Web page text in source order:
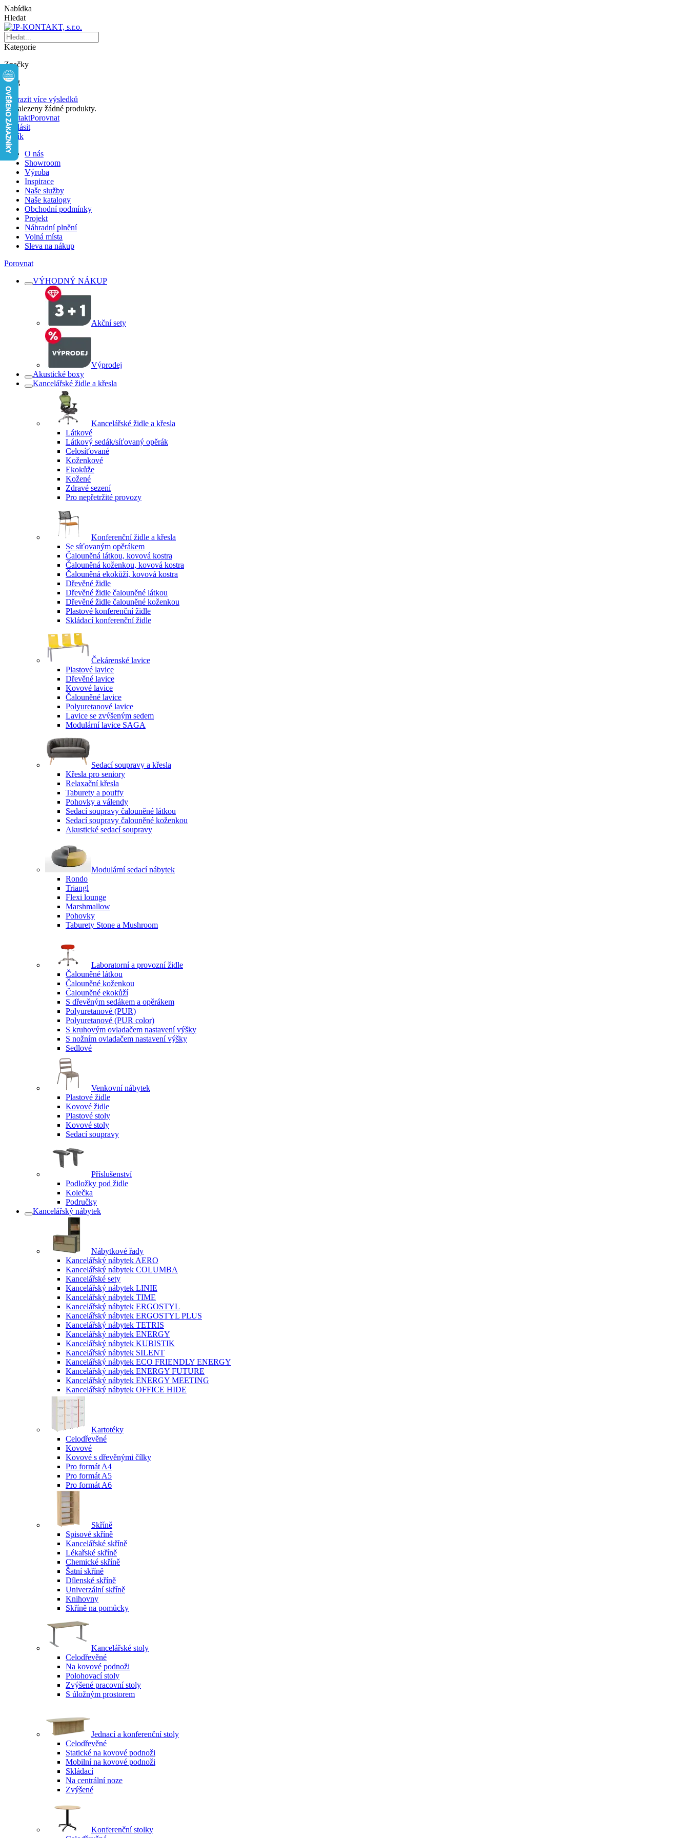
Nabídka
Hledat
Kategorie
Značky
Blog
Zobrazit více výsledků
Nenalezeny žádné produkty.
KontaktPorovnat
Přihlásit
Košík
O nás
Showroom
Výroba
Inspirace
Naše služby
Naše katalogy
Obchodní podmínky
Projekt
Náhradní plnění
Volná místa
Sleva na nákup
Porovnat
VÝHODNÝ NÁKUP
Akční sety
Výprodej
Akustické boxy
Kancelářské židle a křesla
Kancelářské židle a křesla
Látkové
Látkový sedák/síťovaný opěrák
Celosíťované
Koženkové
Ekokůže
Kožené
Zdravé sezení
Pro nepřetržité provozy
Konferenční židle a křesla
Se síťovaným opěrákem
Čalouněná látkou, kovová kostra
Čalouněná koženkou, kovová kostra
Čalouněná ekokůží, kovová kostra
Dřevěné židle
Dřevěné židle čalouněné látkou
Dřevěné židle čalouněné koženkou
Plastové konferenční židle
Skládací konferenční židle
Čekárenské lavice
Plastové lavice
Dřevěné lavice
Kovové lavice
Čalouněné lavice
Polyuretanové lavice
Lavice se zvýšeným sedem
Modulární lavice SAGA
Sedací soupravy a křesla
Křesla pro seniory
Relaxační křesla
Taburety a pouffy
Pohovky a válendy
Sedací soupravy čalouněné látkou
Sedací soupravy čalouněné koženkou
Akustické sedací soupravy
Modulární sedací nábytek
Rondo
Triangl
Flexi lounge
Marshmallow
Pohovky
Taburety Stone a Mushroom
Laboratorní a provozní židle
Čalouněné látkou
Čalouněné koženkou
Čalouněné ekokůží
S dřevěným sedákem a opěrákem
Polyuretanové (PUR)
Polyuretanové (PUR color)
S kruhovým ovladačem nastavení výšky
S nožním ovladačem nastavení výšky
Sedlové
Venkovní nábytek
Plastové židle
Kovové židle
Plastové stoly
Kovové stoly
Sedací soupravy
Příslušenství
Podložky pod židle
Kolečka
Područky
Kancelářský nábytek
Nábytkové řady
Kancelářský nábytek AERO
Kancelářský nábytek COLUMBA
Kancelářské sety
Kancelářský nábytek LINIE
Kancelářský nábytek TIME
Kancelářský nábytek ERGOSTYL
Kancelářský nábytek ERGOSTYL PLUS
Kancelářský nábytek TETRIS
Kancelářský nábytek ENERGY
Kancelářský nábytek KUBISTIK
Kancelářský nábytek SILENT
Kancelářský nábytek ECO FRIENDLY ENERGY
Kancelářský nábytek ENERGY FUTURE
Kancelářský nábytek ENERGY MEETING
Kancelářský nábytek OFFICE HIDE
Kartotéky
Celodřevěné
Kovové
Kovové s dřevěnými čílky
Pro formát A4
Pro formát A5
Pro formát A6
Skříně
Spisové skříně
Kancelářské skříně
Lékařské skříně
Chemické skříně
Šatní skříně
Dílenské skříně
Univerzální skříně
Knihovny
Skříně na pomůcky
Kancelářské stoly
Celodřevěné
Na kovové podnoži
Polohovací stoly
Zvýšené pracovní stoly
S úložným prostorem
Jednací a konferenční stoly
Celodřevěné
Statické na kovové podnoži
Mobilní na kovové podnoži
Skládací
Na centrální noze
Zvýšené
Konferenční stolky